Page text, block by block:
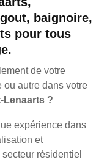
baignoire,
pour tous
de votre
ou autre dans votre
Lenaarts ?
expérience dans
et
résidentiel